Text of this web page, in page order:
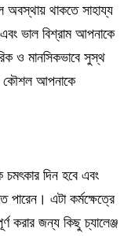
অবস্থায় থাকতে সাহায্য
ভাল বিশ্রাম আপনাকে
ও মানসিকভাবে সুস্থ
কৌশল আপনাকে
দিন হবে এবং
এটা কর্মক্ষেত্রে
করার জন্য কিছু চ্যালেঞ্জ